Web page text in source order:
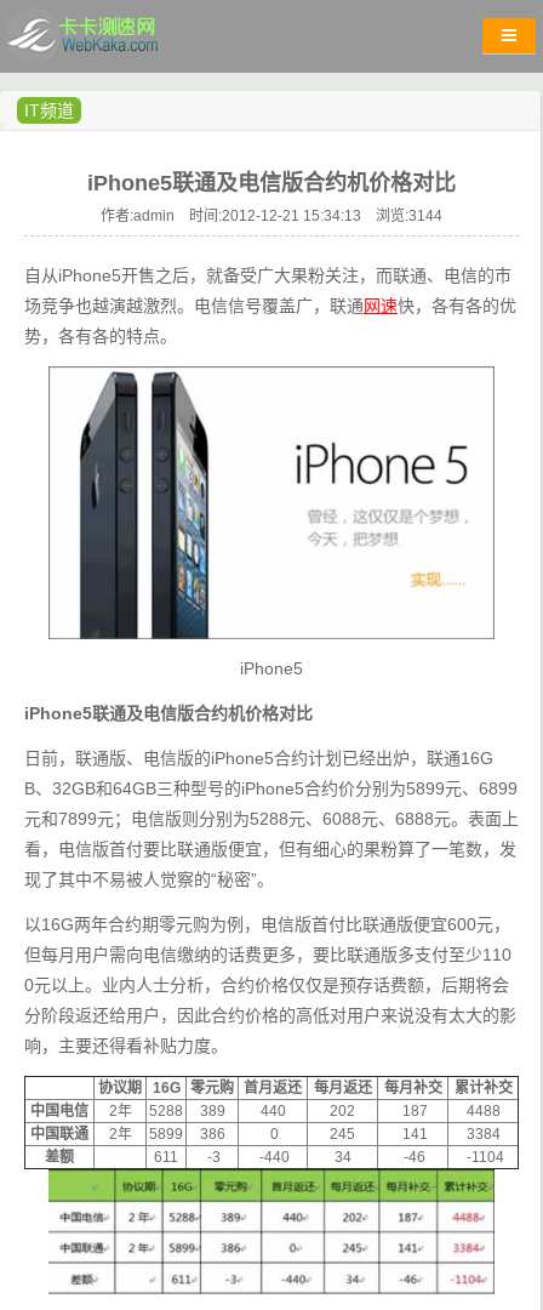
IT频道
iPhone5联通及电信版合约机价格对比
作者:admin 时间:2012-12-21 15:34:13 浏览:3144
自从iPhone5开售之后，就备受广大果粉关注，而联通、电信的市
场竞争也越演越激烈。电信信号覆盖广，联通网速快，各有各的优
势，各有各的特点。
iPhone5
iPhone5联通及电信版合约机价格对比
日前，联通版、电信版的iPhone5合约计划已经出炉，联通16G
B、32GB和64GB三种型号的iPhone5合约价分别为5899元、6899
元和7899元；电信版则分别为5288元、6088元、6888元。表面上
看，电信版首付要比联通版便宜，但有细心的果粉算了一笔数，发
现了其中不易被人觉察的“秘密”。
以16G两年合约期零元购为例，电信版首付比联通版便宜600元，
但每月用户需向电信缴纳的话费更多，要比联通版多支付至少110
0元以上。业内人士分析，合约价格仅仅是预存话费额，后期将会
分阶段返还给用户，因此合约价格的高低对用户来说没有太大的影
响，主要还得看补贴力度。
协议期 16G 零元购 首月返还 每月返还 每月补交
累计补交
中国电信
2年 5288 389 440 202 187
4488
中国联通
2年 5899 386 0 245 141
3384
差额
611 -3 -440 34 -46 -1104